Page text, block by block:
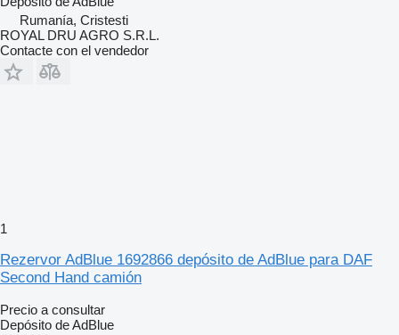
Rumanía, Cristesti
ROYAL DRU AGRO S.R.L.
Contacte con el vendedor
1
Rezervor AdBlue 1692866 depósito de AdBlue para DAF
Second Hand camión
Precio a consultar
Depósito de AdBlue